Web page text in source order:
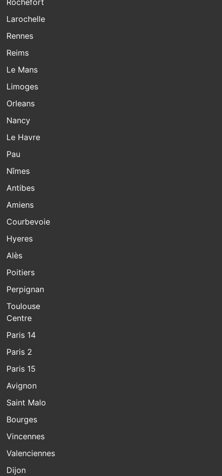
Rochefort
Larochelle
Rennes
Reims
Le Mans
Limoges
Orleans
Nancy
Le Havre
Pau
Nîmes
Antibes
Amiens
Courbevoie
Hyeres
Alès
Poitiers
Perpignan
Toulouse
Centre
Paris 14
Paris 2
Paris 15
Avignon
Saint Malo
Bourges
Vincennes
Valenciennes
Dijon